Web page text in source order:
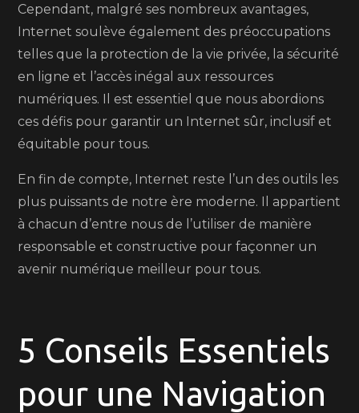
Cependant, malgré ses nombreux avantages,
Internet soulève également des préoccupations
telles que la protection de la vie privée, la sécurité
en ligne et l’accès inégal aux ressources
numériques. Il est essentiel que nous abordions
ces défis pour garantir un Internet sûr, inclusif et
équitable pour tous.
En fin de compte, Internet reste l’un des outils les
plus puissants de notre ère moderne. Il appartient
à chacun d’entre nous de l’utiliser de manière
responsable et constructive pour façonner un
avenir numérique meilleur pour tous.
5 Conseils Essentiels
pour une Navigation